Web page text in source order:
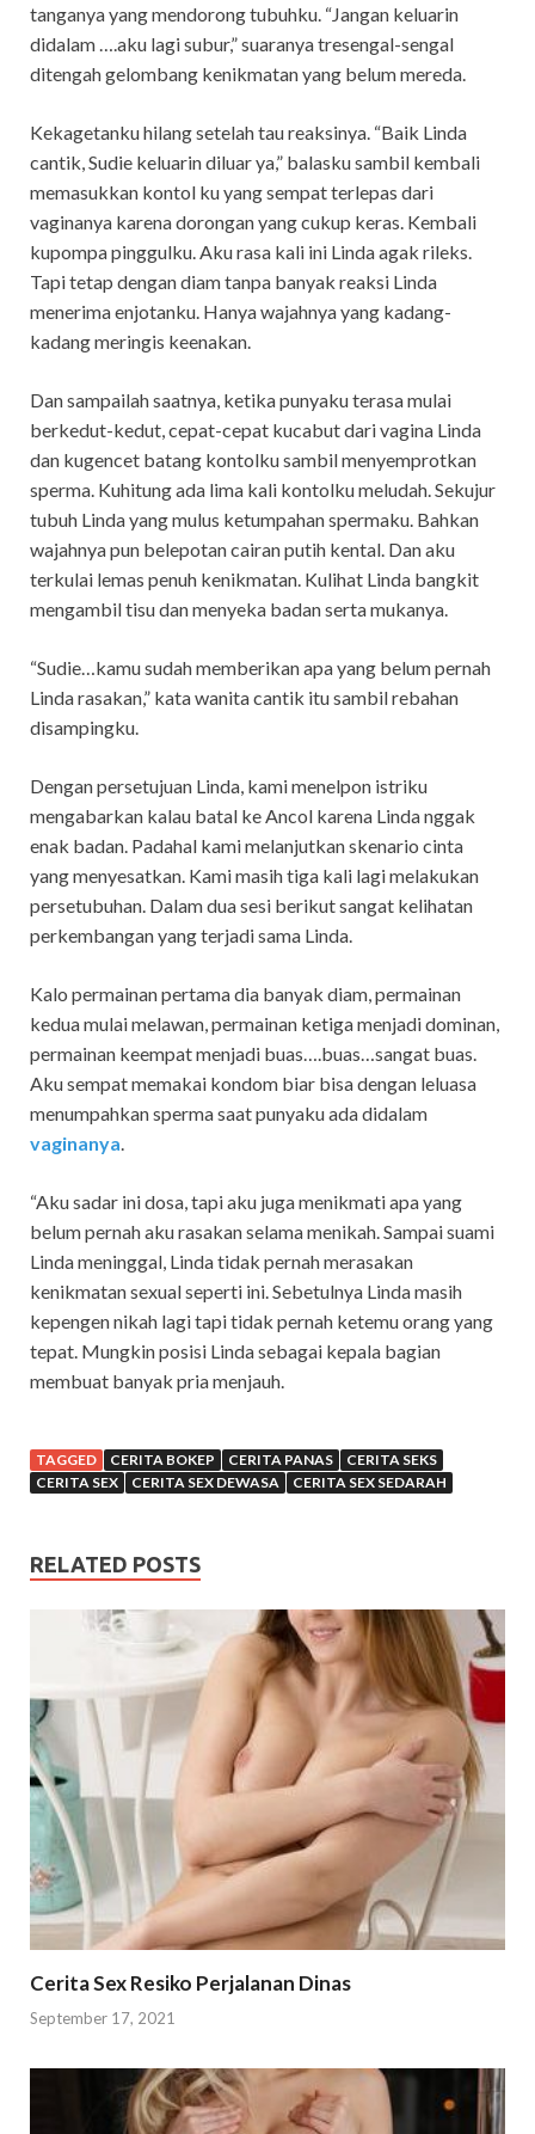
tanganya yang mendorong tubuhku. “Jangan keluarin
didalam ….aku lagi subur,” suaranya tresengal-sengal
ditengah gelombang kenikmatan yang belum mereda.
Kekagetanku hilang setelah tau reaksinya. “Baik Linda
cantik, Sudie keluarin diluar ya,” balasku sambil kembali
memasukkan kontol ku yang sempat terlepas dari
vaginanya karena dorongan yang cukup keras. Kembali
kupompa pinggulku. Aku rasa kali ini Linda agak rileks.
Tapi tetap dengan diam tanpa banyak reaksi Linda
menerima enjotanku. Hanya wajahnya yang kadang-
kadang meringis keenakan.
Dan sampailah saatnya, ketika punyaku terasa mulai
berkedut-kedut, cepat-cepat kucabut dari vagina Linda
dan kugencet batang kontolku sambil menyemprotkan
sperma. Kuhitung ada lima kali kontolku meludah. Sekujur
tubuh Linda yang mulus ketumpahan spermaku. Bahkan
wajahnya pun belepotan cairan putih kental. Dan aku
terkulai lemas penuh kenikmatan. Kulihat Linda bangkit
mengambil tisu dan menyeka badan serta mukanya.
“Sudie…kamu sudah memberikan apa yang belum pernah
Linda rasakan,” kata wanita cantik itu sambil rebahan
disampingku.
Dengan persetujuan Linda, kami menelpon istriku
mengabarkan kalau batal ke Ancol karena Linda nggak
enak badan. Padahal kami melanjutkan skenario cinta
yang menyesatkan. Kami masih tiga kali lagi melakukan
persetubuhan. Dalam dua sesi berikut sangat kelihatan
perkembangan yang terjadi sama Linda.
Kalo permainan pertama dia banyak diam, permainan
kedua mulai melawan, permainan ketiga menjadi dominan,
permainan keempat menjadi buas….buas…sangat buas.
Aku sempat memakai kondom biar bisa dengan leluasa
menumpahkan sperma saat punyaku ada didalam
vaginanya.
“Aku sadar ini dosa, tapi aku juga menikmati apa yang
belum pernah aku rasakan selama menikah. Sampai suami
Linda meninggal, Linda tidak pernah merasakan
kenikmatan sexual seperti ini. Sebetulnya Linda masih
kepengen nikah lagi tapi tidak pernah ketemu orang yang
tepat. Mungkin posisi Linda sebagai kepala bagian
membuat banyak pria menjauh.
TAGGED CERITA BOKEP CERITA PANAS
CERITA SEKS
CERITA SEX
CERITA SEX DEWASA CERITA SEX SEDARAH
RELATED POSTS
Cerita Sex Resiko Perjalanan Dinas
September 17, 2021